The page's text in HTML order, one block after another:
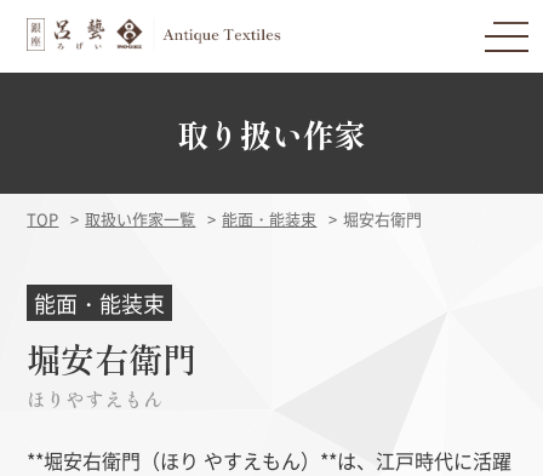
取り扱い作家
TOP 取扱い作家一覧 能面・能装束 堀安右衛門
能面・能装束
堀安右衛門
ほりやすえもん
**堀安右衛門（ほり やすえもん）**は、江戸時代に活躍